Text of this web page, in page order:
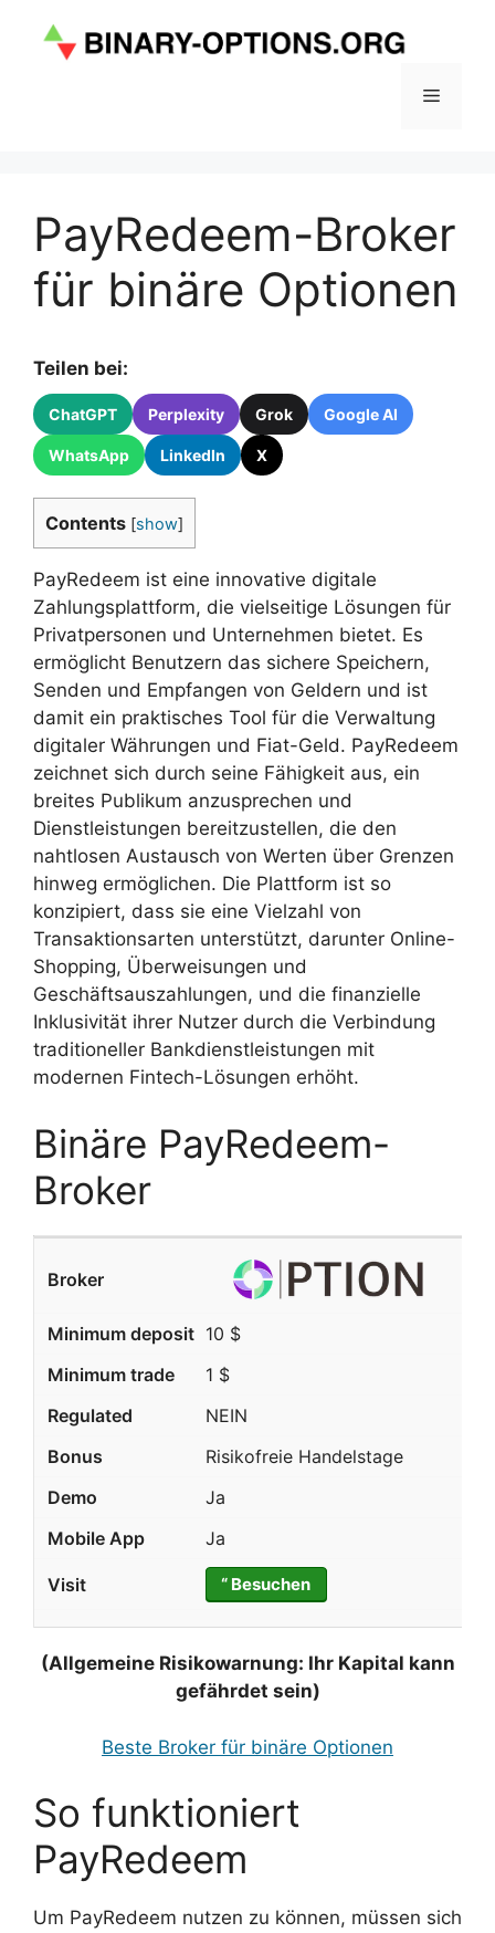
Inhalt
springen
Menü
PayRedeem-Broker
für binäre Optionen
Teilen bei:
ChatGPT Perplexity Grok Google AI
WhatsApp LinkedIn X
Contents [show]
PayRedeem ist eine innovative digitale
Zahlungsplattform, die vielseitige Lösungen für
Privatpersonen und Unternehmen bietet. Es
ermöglicht Benutzern das sichere Speichern,
Senden und Empfangen von Geldern und ist
damit ein praktisches Tool für die Verwaltung
digitaler Währungen und Fiat-Geld. PayRedeem
zeichnet sich durch seine Fähigkeit aus, ein
breites Publikum anzusprechen und
Dienstleistungen bereitzustellen, die den
nahtlosen Austausch von Werten über Grenzen
hinweg ermöglichen. Die Plattform ist so
konzipiert, dass sie eine Vielzahl von
Transaktionsarten unterstützt, darunter Online-
Shopping, Überweisungen und
Geschäftsauszahlungen, und die finanzielle
Inklusivität ihrer Nutzer durch die Verbindung
traditioneller Bankdienstleistungen mit
modernen Fintech-Lösungen erhöht.
Binäre PayRedeem-
Broker
10 $
1 $
NEIN
Risikofreie Handelstage
Ja
Ja
“ Besuchen
(Allgemeine Risikowarnung: Ihr Kapital kann
gefährdet sein)
Beste Broker für binäre Optionen
So funktioniert
PayRedeem
Um PayRedeem nutzen zu können, müssen sich